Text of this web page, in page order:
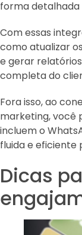
forma detalhada
Com essas
como atualizar
e gerar
completa do
Fora isso, ao
marketing, você
incluem o
fluida e eficiente
Dicas